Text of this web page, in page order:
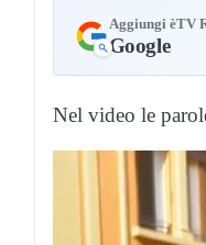
Aggiungi èTV
Google
Nel video le